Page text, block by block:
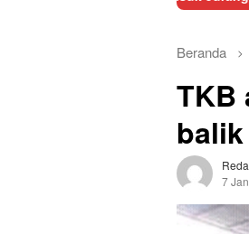
Beranda
TKB
7